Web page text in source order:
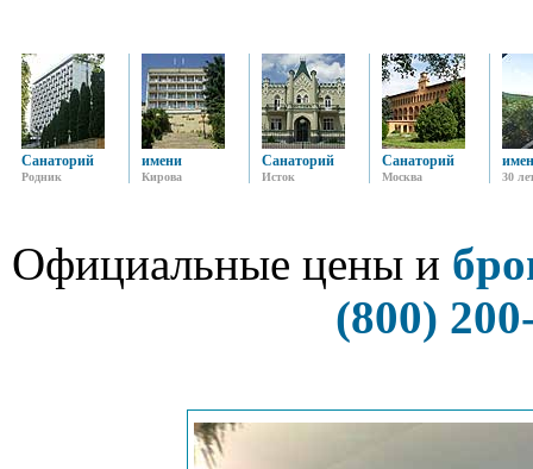
Санаторий
Родник
имени
Кирова
Санаторий
Исток
Санаторий
Москва 30
Официальные цены и
(800)